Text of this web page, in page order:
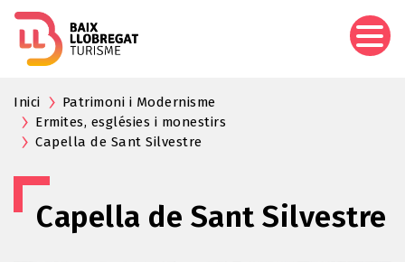
Inici
Patrimoni i Modernisme
Ermites, esglésies i monestirs
Capella de Sant Silvestre
Capella de Sant Silvestre